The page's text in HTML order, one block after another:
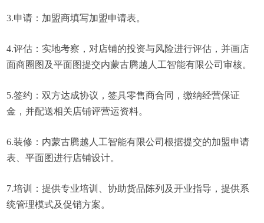
3.申请：加盟商填写加盟申请表。
4.评估：实地考察，对店铺的投资与风险进行评估，并画店
面商圈图及平面图提交内蒙古腾越人工智能有限公司审核。
5.签约：双方达成协议，签具零售商合同，缴纳经营保证
金，并配送相关店铺评营运资料。
6.装修：内蒙古腾越人工智能有限公司根据提交的加盟申请
表、平面图进行店铺设计。
7.培训：提供专业培训、协助货品陈列及开业指导，提供系
统管理模式及促销方案。